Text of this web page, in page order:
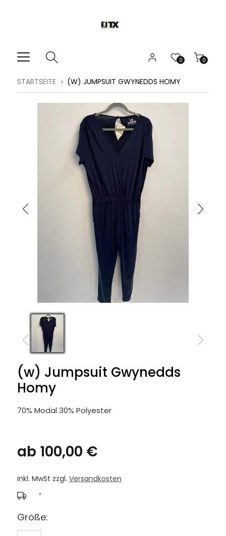
0
0
STARTSEITE (W) JUMPSUIT GWYNEDDS HOMY
(w) Jumpsuit Gwynedds
Homy
70% Modal 30% Polyester
ab 100,00 €
inkl. MwSt zzgl. Versandkosten
*
Größe: